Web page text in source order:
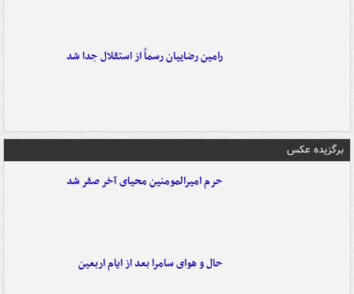
رامین رضاییان رسماً از استقلال جدا شد
برگزیده عکس
حرم امیرالمومنین محیای آخر صفر شد
حال و هوای سامرا بعد از ایام اربعین